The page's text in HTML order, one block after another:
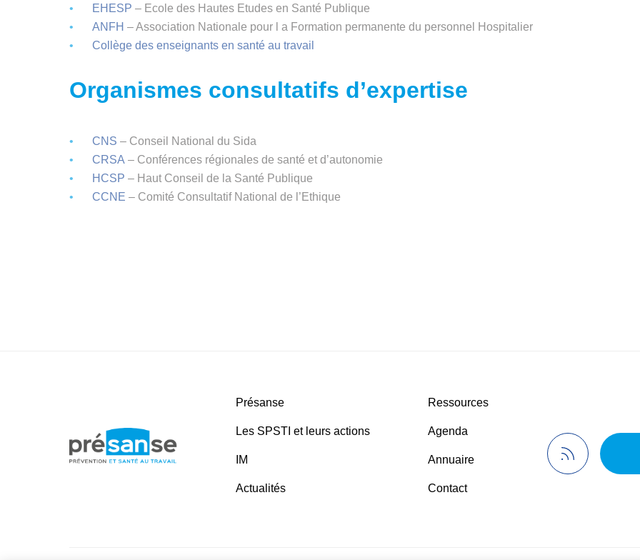
EHESP – Ecole des Hautes Etudes en Santé Publique
ANFH – Association Nationale pour l a Formation permanente du personnel Hospitalier
Collège des enseignants en santé au travail
Organismes consultatifs d’expertise
CNS – Conseil National du Sida
CRSA – Conférences régionales de santé et d’autonomie
HCSP – Haut Conseil de la Santé Publique
CCNE – Comité Consultatif National de l’Ethique
Présanse
Les SPSTI et leurs actions
IM
Actualités
Ressources
Agenda
Annuaire
Contact